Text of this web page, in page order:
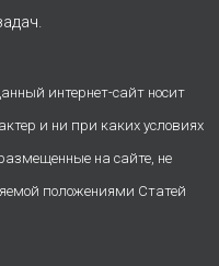
интернет-сайт носит
и ни при каких условиях
на сайте, не
положениями Статей